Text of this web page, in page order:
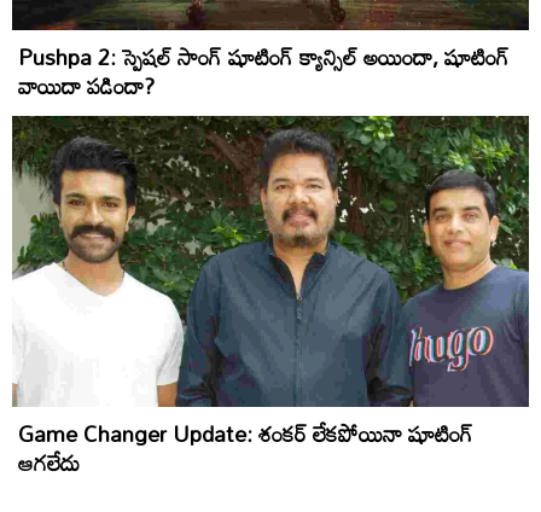
Pushpa 2: స్పెషల్ సాంగ్ షూటింగ్ క్యాన్సిల్ అయిందా, షూటింగ్
వాయిదా పడిందా?
Game Changer Update: శంకర్ లేకపోయినా షూటింగ్
ఆగలేదు